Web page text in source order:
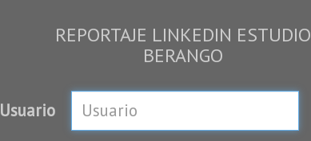
REPORTAJE LINKEDIN ESTUDIO
BERANGO
Usuario